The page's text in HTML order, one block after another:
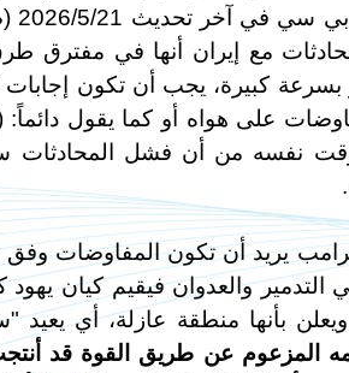
مع إيران أنها في مفترق
على هواه أو كما يقول دائماً:
نفسه من أن فشل المحادثات
يريد أن تكون المفاوضات وفق
التدمير والعدوان فيقيم كيان
ويعلن بأنها منطقة عازلة، أي
المزعوم عن طريق القوة قد